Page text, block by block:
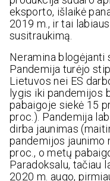
eksporto, išlaikė
2019 m., ir tai
susitraukimą.
Neramina blogėjanti
Pandemija turėjo
Lietuvos nei ES
lygis iki pandemijos
pabaigoje siekė 15
proc.). Pandemija
dirba jaunimas
pandemijos jaunimo
proc., o metų
Paradoksalu, tačiau
2020 m. augo,